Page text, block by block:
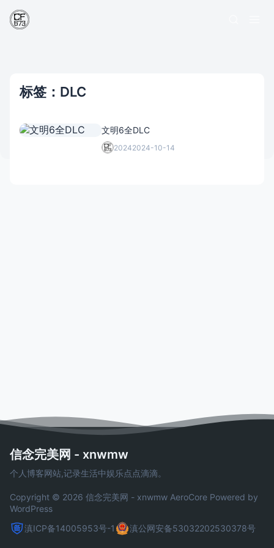
标签：DLC
文明6全DLC
20242024-10-14
信念完美网 - xnwmw
个人博客网站,记录生活中娱乐点点滴滴。
Copyright © 2026 信念完美网 - xnwmw AeroCore Powered by
WordPress
滇ICP备14005953号-1
滇公网安备53032202530378号